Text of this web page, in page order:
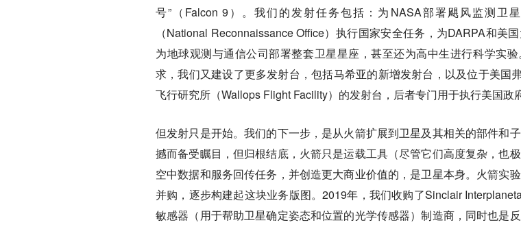
号”（Falcon 9）。我们的发射任务包括：为NASA部署飓风监测卫
（National Reconnaissance Office）执行国家安全任务，为DARPA和美
为地球观测与通信公司部署整套卫星星座，甚至还为高中生进行科学实
求，我们又建设了更多发射台，包括马希亚的新增发射台，以及位于美国
飞行研究所（Wallops Flight Facility）的发射台，后者专门用于执行美国政
但发射只是开始。我们的下一步，是从火箭扩展到卫星及其相关的部件和
撼而备受瞩目，但归根结底，火箭只是运载工具（尽管它们高度复杂，也
空中数据和服务回传任务，并创造更大商业价值的，是卫星本身。火箭实
并购，逐步构建起这块业务版图。2019年，我们收购了Sinclair
敏感器（用于帮助卫星确定姿态和位置的光学传感器）制造商，同时也是